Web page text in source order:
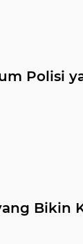
Polisi
Bikin